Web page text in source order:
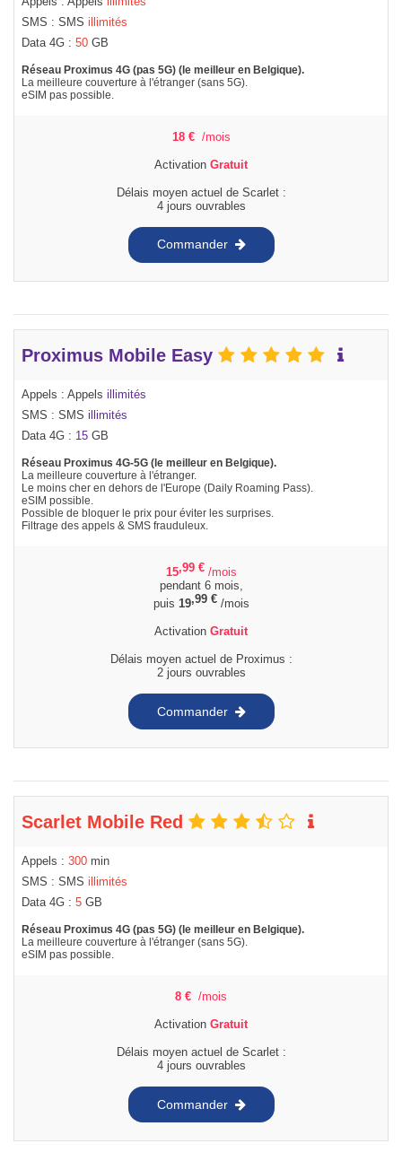
SMS : SMS illimités
Data 4G : 50 GB
Réseau Proximus 4G (pas 5G) (le meilleur en Belgique).
La meilleure couverture à l'étranger (sans 5G).
eSIM pas possible.
18 € /mois
Activation Gratuit
Délais moyen actuel de Scarlet :
4 jours ouvrables
Commander
Proximus Mobile Easy
Appels : Appels illimités
SMS : SMS illimités
Data 4G : 15 GB
Réseau Proximus 4G-5G (le meilleur en Belgique).
La meilleure couverture à l'étranger.
Le moins cher en dehors de l'Europe (Daily Roaming Pass).
eSIM possible.
Possible de bloquer le prix pour éviter les surprises.
Filtrage des appels & SMS frauduleux.
15,99 € /mois
pendant 6 mois,
puis 19,99 €/mois
Activation Gratuit
Délais moyen actuel de Proximus :
2 jours ouvrables
Commander
Scarlet Mobile Red
Appels : 300 min
SMS : SMS illimités
Data 4G : 5 GB
Réseau Proximus 4G (pas 5G) (le meilleur en Belgique).
La meilleure couverture à l'étranger (sans 5G).
eSIM pas possible.
8 € /mois
Activation Gratuit
Délais moyen actuel de Scarlet :
4 jours ouvrables
Commander